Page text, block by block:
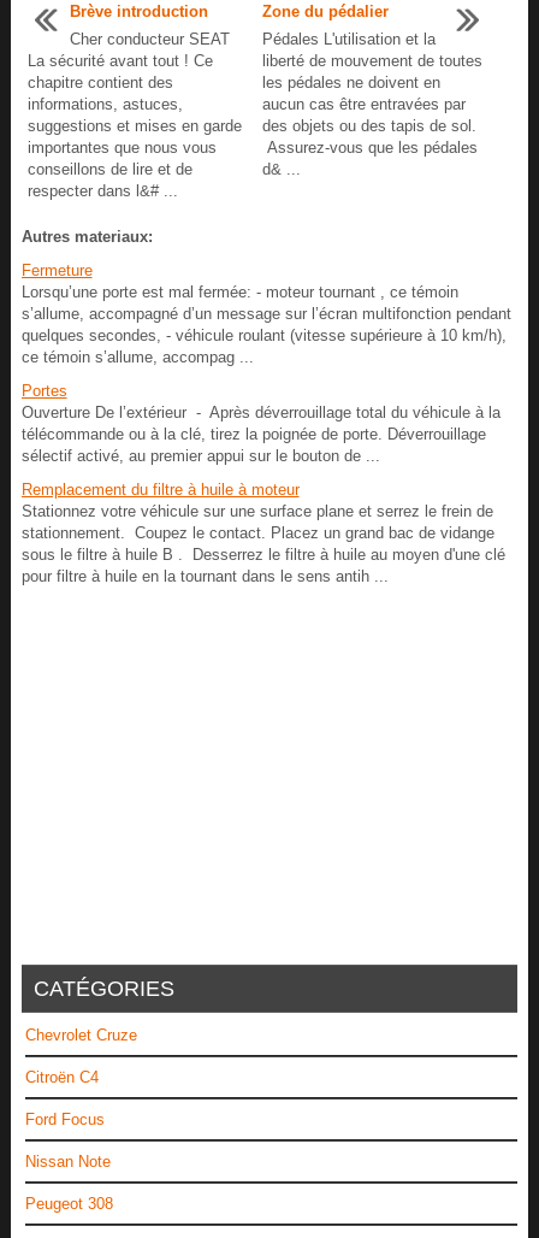
Brève introduction
Cher conducteur SEAT
La sécurité avant tout ! Ce
chapitre contient des
informations, astuces,
suggestions et mises en garde
importantes que nous vous
conseillons de lire et de
respecter dans l&# ...
Zone du pédalier
Pédales L'utilisation et la
liberté de mouvement de toutes
les pédales ne doivent en
aucun cas être entravées par
des objets ou des tapis de sol.
Assurez-vous que les pédales
d& ...
Autres materiaux:
Fermeture
Lorsqu’une porte est mal fermée: - moteur tournant , ce témoin
s’allume, accompagné d’un message sur l’écran multifonction pendant
quelques secondes, - véhicule roulant (vitesse supérieure à 10 km/h),
ce témoin s’allume, accompag ...
Portes
Ouverture De l’extérieur - Après déverrouillage total du véhicule à la
télécommande ou à la clé, tirez la poignée de porte. Déverrouillage
sélectif activé, au premier appui sur le bouton de ...
Remplacement du filtre à huile à moteur
Stationnez votre véhicule sur une surface plane et serrez le frein de
stationnement. Coupez le contact. Placez un grand bac de vidange
sous le filtre à huile B . Desserrez le filtre à huile au moyen d'une clé
pour filtre à huile en la tournant dans le sens antih ...
CATÉGORIES
Chevrolet Cruze
Citroën C4
Ford Focus
Nissan Note
Peugeot 308